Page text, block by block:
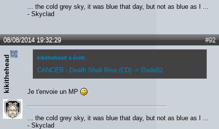
... the cold grey sky, it was blue that day, but not as blue as I ...
- Skyclad
#92
08/08/2014 19:32:29
kikithehead kikithehead a écrit:
CANCER - Death Shall Rise (CD) -> Dada92
Je t'envoie un MP
... the cold grey sky, it was blue that day, but not as blue as I ...
- Skyclad